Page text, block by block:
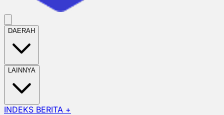
DAERAH
LAINNYA
INDEKS BERITA +